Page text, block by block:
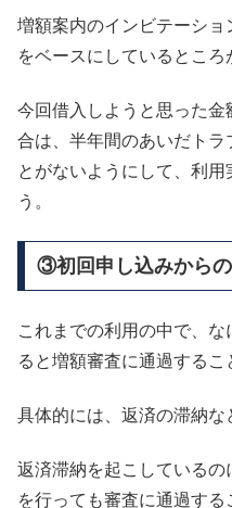
増額案内のインビテーシ
をベースにしているところ
今回借入しようと思った
合は、半年間のあいだトラ
とがないようにして、利
う。
③初回申し込みから
これまでの利用の中で、
ると増額審査に通過するこ
具体的には、返済の滞納な
返済滞納を起こしている
を行っても審査に通過する